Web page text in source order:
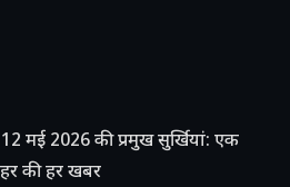
मई 2026 की प्रमुख सुर्खियां: एक
की हर खबर